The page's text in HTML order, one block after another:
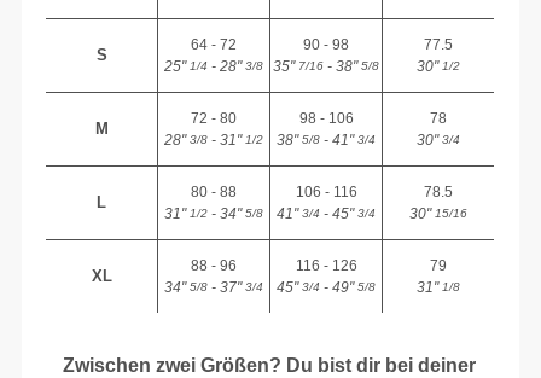
S
64 - 72
25"1/4 - 28"3/8
90 - 98
35"7/16 - 38"5/8
77.5
30"1/2
M
72 - 80
28"3/8 - 31"1/2
98 - 106
38"5/8 - 41"3/4
78
30"3/4
L
80 - 88
31"1/2 - 34"5/8
106 - 116
41"3/4 - 45"3/4
78.5
30"15/16
XL
88 - 96
34"5/8 - 37"3/4
116 - 126
45"3/4 - 49"5/8
79
31"1/8
Zwischen zwei Größen? Du bist dir bei deiner